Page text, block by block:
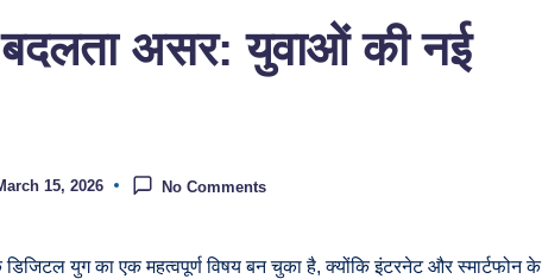
बदलता असर: युवाओं की नई
15, 2026 No Comments
युग का एक महत्वपूर्ण विषय बन चुका है, क्योंकि इंटरनेट और स्मार्टफोन के